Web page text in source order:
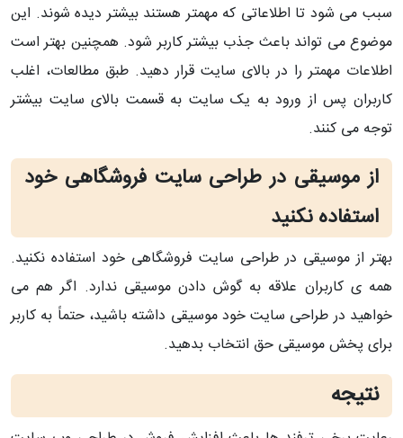
سبب می شود تا اطلاعاتی که مهمتر هستند بیشتر دیده شوند. این
موضوع می تواند باعث جذب بیشتر کاربر شود. همچنین بهتر است
اطلاعات مهمتر را در بالای سایت قرار دهید. طبق مطالعات، اغلب
کاربران پس از ورود به یک سایت به قسمت بالای سایت بیشتر
توجه می کنند.
از موسیقی در طراحی سایت فروشگاهی خود
استفاده نکنید
بهتر از موسیقی در طراحی سایت فروشگاهی خود استفاده نکنید.
همه ی کاربران علاقه به گوش دادن موسیقی ندارد. اگر هم می
خواهید در طراحی سایت خود موسیقی داشته باشید، حتماً به کاربر
برای پخش موسیقی حق انتخاب بدهید.
نتیجه